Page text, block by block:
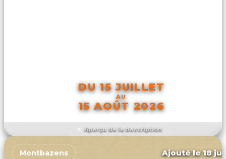
Aperçu de la description
DU 15 JUILLET
AU
15 AOÛT 2026
DÉCOUVRIR L'ÉVÉNEMENT
Montbazens Ajouté le 18